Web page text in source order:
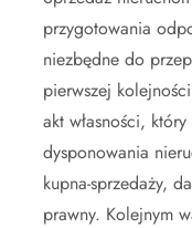
przygotowania
niezbędne do
pierwszej
akt własności,
dysponowania
kupna-sprzedaży,
prawny. Kolejnym